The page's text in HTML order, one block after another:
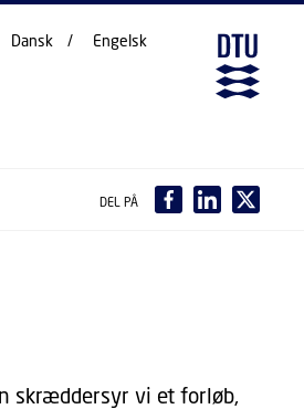
Dansk Engelsk
DEL PÅ
skræddersyr vi et forløb,